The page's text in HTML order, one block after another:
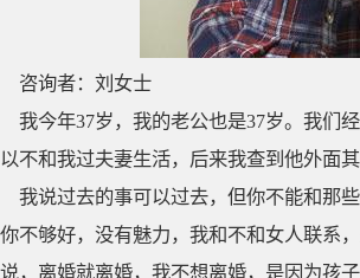
咨询者：刘女士
我今年37岁，我的老公也是37岁。我们
以不和我过夫妻生活，后来我查到他外面
我说过去的事可以过去，但你不能和那
你不够好，没有魅力，我和不和女人联系
说，离婚就离婚，我不想离婚，是因为孩